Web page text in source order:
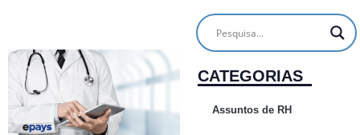
CATEGORIAS
Assuntos de RH